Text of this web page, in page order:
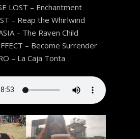
LOST – Enchantment
– Reap the Whirlwind
– The Raven Child
– Become Surrender
– La Caja Tonta